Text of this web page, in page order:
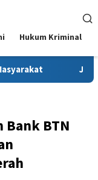
Hukum Kriminal
Jejak
Bank BTN